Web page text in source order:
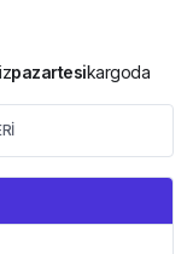
pazartesikargoda